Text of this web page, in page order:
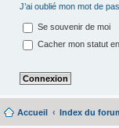
J’ai oublié mon mot de
Se souvenir de moi
Cacher mon statut
Accueil Index du